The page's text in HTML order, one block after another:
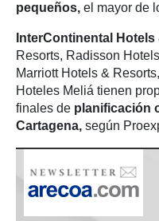
pequeños, el mayor de
InterContinental
Resorts, Radisson
Marriott Hotels &
Hoteles Meliá tienen
finales de planificación
Cartagena, según